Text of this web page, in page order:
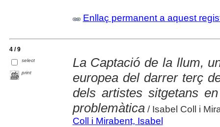
Enllaç permanent a aquest
4 / 9
select
print
La Captació de la llum,
europea del darrer terç
dels artistes sitgetans
problemàtica/ Isabel Coll i
Coll i Mirabent, Isabel